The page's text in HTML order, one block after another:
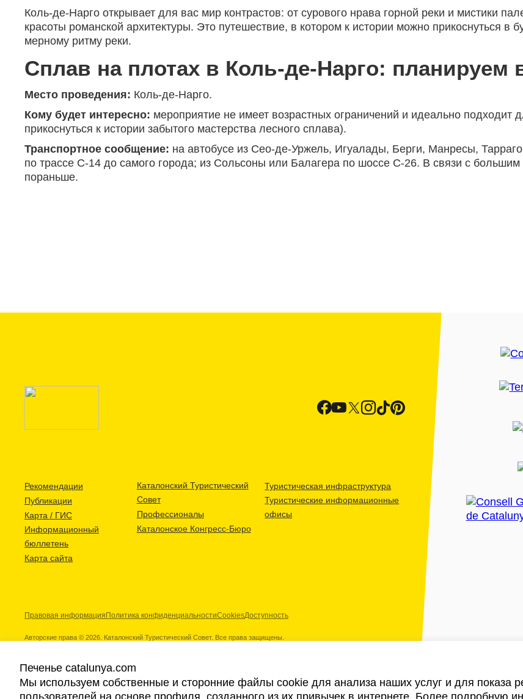
Коль-де-Нарго открывает для вас мир контрастов: от сурового нрава горной реки и мистики
красоты романской архитектуры. Это путешествие, в котором к истории можно прикоснуться в
мерному ритму реки.
Сплав на плотах в Коль-де-Нарго: планируем
Место проведения: Коль-де-Нарго.
Кому будет интересно: мероприятие не имеет возрастных ограничений и идеально подходит
прикоснуться к истории забытого мастерства лесного сплава).
Транспортное сообщение: на автобусе из Сео-де-Уржель, Игуалады, Берги, Манресы,
по трассе C-14 до самого города; из Сольсоны или Балагера по шоссе C-26. В связи с
пораньше.
Рекомендации
Публикации
Карта / ГИС
Информационный
бюллетень
Карта сайта
Каталонский Туристический
Совет
Профессионалы
Каталонское Конгресс-Бюро
Туристическая инфраструктура
Туристические информационные
офисы
Правовая информация Политика конфиденциальностиCookiesДоступность
Авторские права © 2026. Каталонский Туристический Совет. Все права защищены.
Печенье catalunya.com
Мы используем собственные и сторонние файлы cookie для анализа наших услуг и для показа
пользователей на основе профиля, созданного из их привычек в интернете. Более подробную